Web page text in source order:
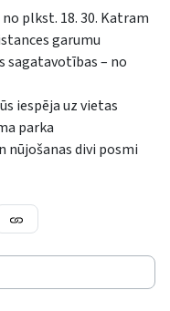
plkst. 18. 30. Katram
garumu
sagatavotības – no
iespēja uz vietas
parka
nūjošanas divi posmi